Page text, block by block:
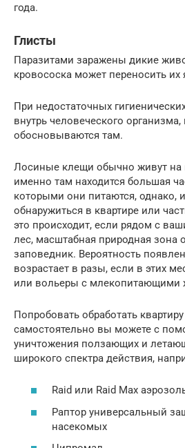
года.
Глисты
Паразитами заражены дикие
кровососка может переносить их
При недостаточных
внутрь человеческого организма,
обосновываются там.
Лосиные клещи обычно живут на
именно там находится большая
которыми они питаются, однако,
обнаружиться в квартире или
это происходит, если рядом с
лес, масштабная природная зона
заповедник. Вероятность
возрастает в разы, если в этих
или вольеры с млекопитающими
Попробовать обработать
самостоятельно вы можете с
уничтожения ползающих и
широкого спектра действия,
Raid или Raid Max
Раптор универсальный
насекомых